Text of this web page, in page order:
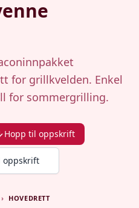
for grillkvelden. Enkel
for sommergrilling.
Hopp til oppskrift
oppskrift
› HOVEDRETT